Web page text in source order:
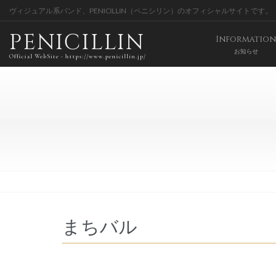
ヴィジュアル系バンド、PENICILLIN（ペニシリン）のオフィシャルサイトです。
PENICILLIN
Official WebSite - https://www.penicillin.jp/
Information
お知らせ
まちバル